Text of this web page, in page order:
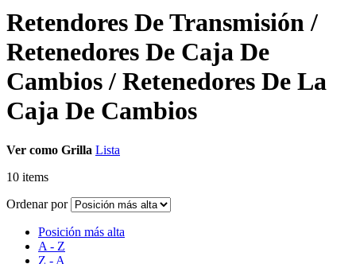
Retendores De Transmisión /
Retenedores De Caja De
Cambios / Retenedores De La
Caja De Cambios
Ver como Grilla Lista
10 items
Ordenar por
Posición más alta
A - Z
Z - A